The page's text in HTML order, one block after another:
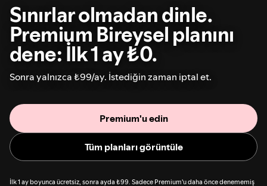
Sınırlar olmadan dinle.
Premium Bireysel planını
dene: İlk 1 ay ₺0.
Sonra yalnızca ₺99/ay. İstediğin zaman iptal et.
Premium'u edin
Tüm planları görüntüle
İlk 1 ay boyunca ücretsiz, sonra ayda ₺99. Sadece Premium'u daha önce denememiş